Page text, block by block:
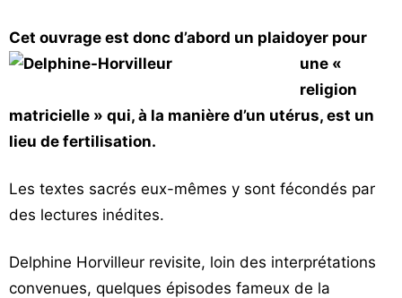
Cet ouvrage est donc d’abord un plaidoyer pour
une «
religion
matricielle » qui, à la manière d’un utérus, est un
lieu de fertilisation.
Les textes sacrés eux-mêmes y sont fécondés par
des lectures inédites.
Delphine Horvilleur revisite, loin des interprétations
convenues, quelques épisodes fameux de la